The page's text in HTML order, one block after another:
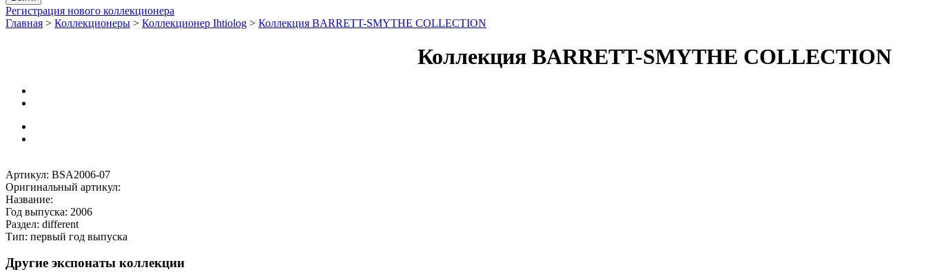
Регистрация нового коллекционера
Главная > Коллекционеры > Коллекционер Ihtiolog > Коллекция BARRETT-SMYTHE COLLECTION
Коллекция BARRETT-SMYTHE COLLECTION
Артикул: BSA2006-07
Оригинальный артикул:
Название:
Год выпуска: 2006
Раздел: different
Тип: первый год выпуска
Другие экспонаты коллекции